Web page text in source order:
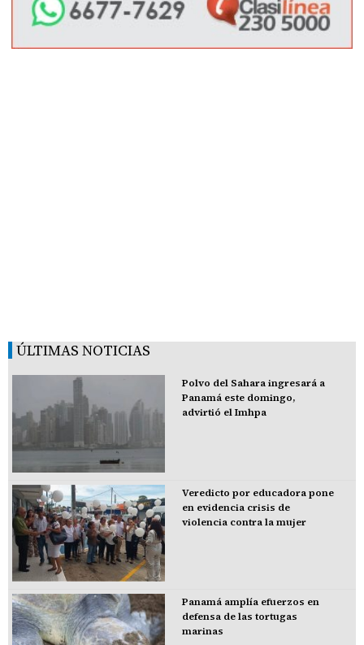
ÚLTIMAS NOTICIAS
Polvo del Sahara ingresará a
Panamá este domingo,
advirtió el Imhpa
Veredicto por educadora pone
en evidencia crisis de
violencia contra la mujer
Panamá amplía efuerzos en
defensa de las tortugas
marinas